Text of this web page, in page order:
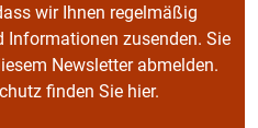
wir Ihnen regelmäßig
Informationen zusenden. Sie
Newsletter abmelden.
finden Sie hier.